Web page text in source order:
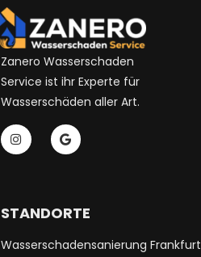
Zanero Wasserschaden
Service ist ihr Experte für
Wasserschäden aller Art.
STANDORTE
Wasserschadensanierung Frankfurt